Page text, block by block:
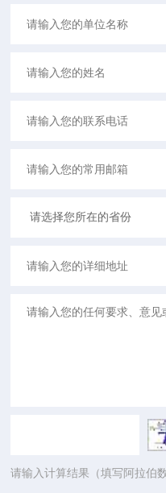
请输入计算结果（填写阿拉伯